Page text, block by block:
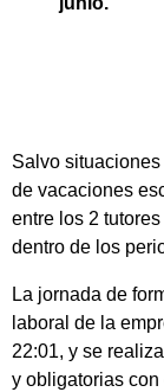
Salvo
de vacaciones
entre los 2
dentro de los
La jornada de
laboral de la
22:01, y se
y obligatorias